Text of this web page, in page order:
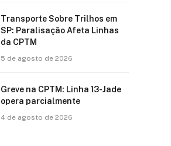
Transporte Sobre Trilhos em
SP: Paralisação Afeta Linhas
da CPTM
5 de agosto de 2026
Greve na CPTM: Linha 13-Jade
opera parcialmente
4 de agosto de 2026